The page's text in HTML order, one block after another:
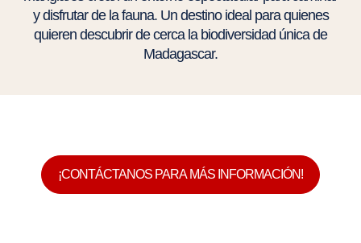
y disfrutar de la fauna. Un destino ideal para quienes
quieren descubrir de cerca la biodiversidad única de
Madagascar.
¡CONTÁCTANOS PARA MÁS INFORMACIÓN!